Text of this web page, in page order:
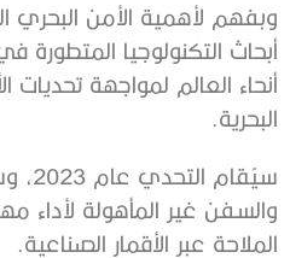
وبفهم لأهمية الأمن البحري
أبحاث التكنولوجيا المتطورة
أنحاء العالم لمواجهة تحديات
البحرية.
والسفن غير المأهولة لأداء
الملاحة عبر الأقمار الصناعية.